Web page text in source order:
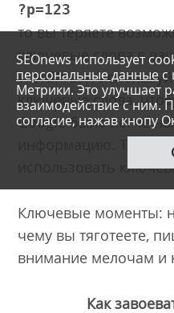
?p=123
то вы теряете
ключевые слова в
WordPress,
ключевые слова,
Google было легче
информацию. Также
использовать
Ключевые моменты:
чему вы тяготеете,
внимание мелочам и
Как
SEOnews использует
персональные данные с
Метрики. Это улучшает
взаимодействие с ним.
согласие, нажав кнопу